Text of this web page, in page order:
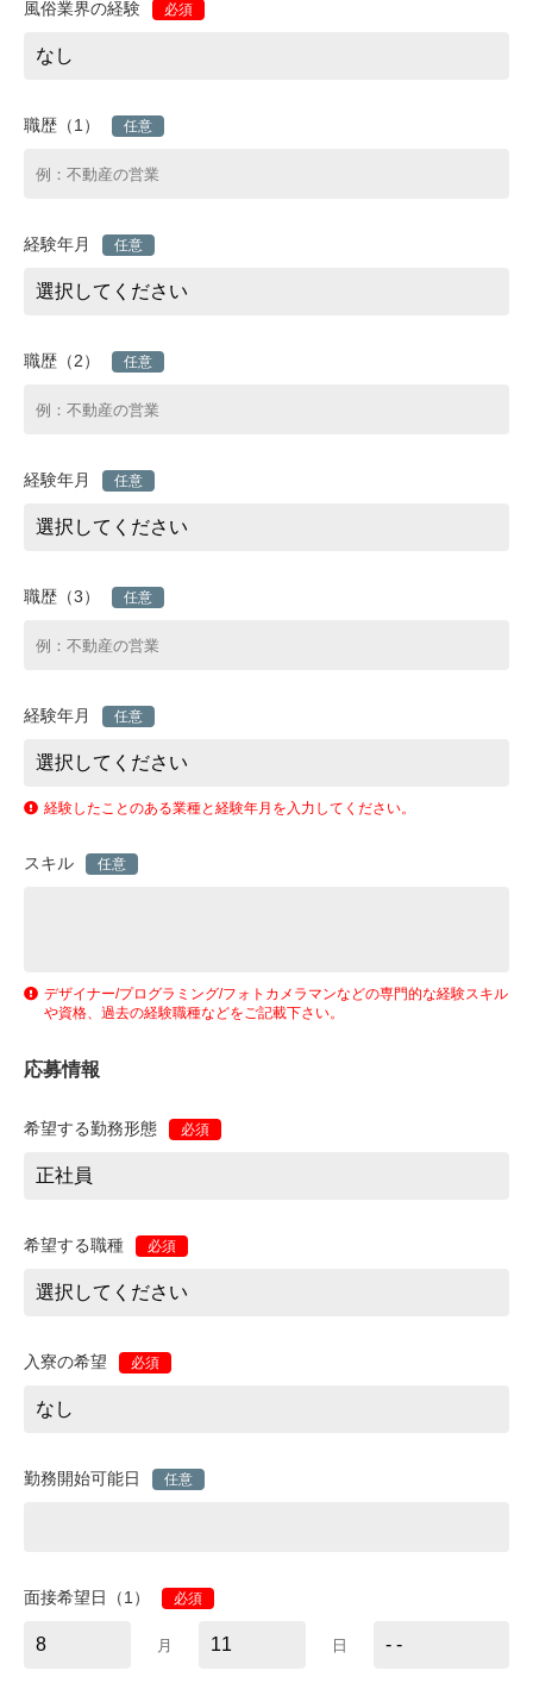
風俗業界の経験 必須
職歴（1） 任意
経験年月 任意
職歴（2） 任意
経験年月 任意
職歴（3） 任意
経験年月 任意
経験したことのある業種と経験年月を入力してください。
スキル 任意
デザイナー/プログラミング/フォトカメラマンなどの専門的な経験スキル
や資格、過去の経験職種などをご記載下さい。
応募情報
希望する勤務形態 必須
希望する職種 必須
入寮の希望 必須
勤務開始可能日 任意
面接希望日（1） 必須
月 日